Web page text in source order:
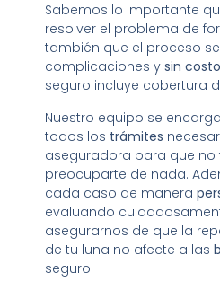
Sabemos lo importante
resolver el problema de
también que el proceso
complicaciones y sin
seguro incluye cobertura
Nuestro equipo se
todos los trámites
aseguradora para que no
preocuparte de nada.
cada caso de manera
evaluando
asegurarnos de que la
de tu luna no afecte a las
seguro.